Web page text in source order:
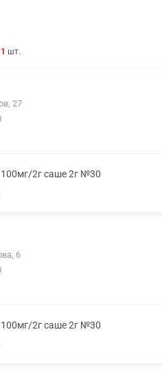
1 шт.
27
2г саше 2г №30
6
2г саше 2г №30